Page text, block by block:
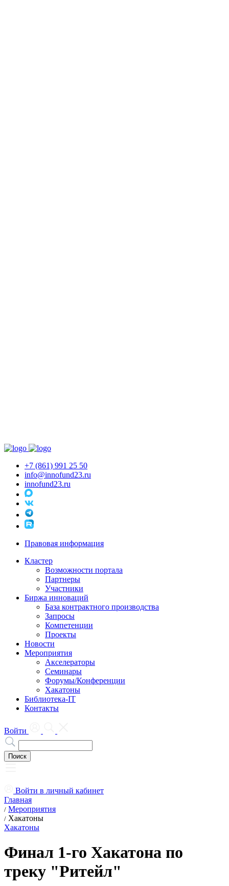
+7 (861) 991 25 50
info@innofund23.ru
innofund23.ru
Правовая информация
Кластер
Возможности портала
Партнеры
Участники
Биржа инноваций
База контрактного производства
Запросы
Компетенции
Проекты
Новости
Мероприятия
Акселераторы
Семинары
Форумы/Конференции
Хакатоны
Библиотека-IT
Контакты
Войти
Войти в личный кабинет
Главная
/ Мероприятия
/ Хакатоны
Хакатоны
Финал 1-го Хакатона по
треку "Ритейл"